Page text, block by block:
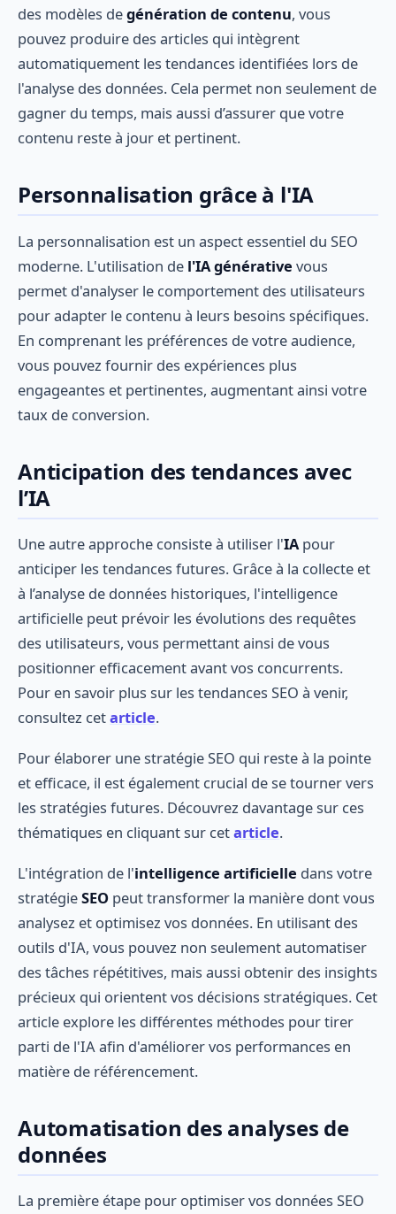
des modèles degénération de contenu, vous
pouvez produire des articles qui intègrent
automatiquement les tendances identifiées lors de
l'analyse des données. Cela permet non seulement de
gagner du temps, mais aussi d’assurer que votre
contenu reste à jour et pertinent.
Personnalisation grâce à l'IA
La personnalisation est un aspect essentiel du SEO
moderne. L'utilisation de l'IA générative vous
permet d'analyser le comportement des utilisateurs
pour adapter le contenu à leurs besoins spécifiques.
En comprenant les préférences de votre audience,
vous pouvez fournir des expériences plus
engageantes et pertinentes, augmentant ainsi votre
taux de conversion.
Anticipation des tendances avec
l’IA
Une autre approche consiste à utiliser l'IApour
anticiper les tendances futures. Grâce à la collecte et
à l’analyse de données historiques, l'intelligence
artificielle peut prévoir les évolutions des requêtes
des utilisateurs, vous permettant ainsi de vous
positionner efficacement avant vos concurrents.
Pour en savoir plus sur les tendances SEO à venir,
consultez cetarticle.
Pour élaborer une stratégie SEO qui reste à la pointe
et efficace, il est également crucial de se tourner vers
les stratégies futures. Découvrez davantage sur ces
thématiques en cliquant sur cetarticle.
L'intégration de l'intelligence artificielle dans votre
stratégieSEO peut transformer la manière dont vous
analysez et optimisez vos données. En utilisant des
outils d'IA, vous pouvez non seulement automatiser
des tâches répétitives, mais aussi obtenir des insights
précieux qui orientent vos décisions stratégiques. Cet
article explore les différentes méthodes pour tirer
parti de l'IA afin d'améliorer vos performances en
matière de référencement.
Automatisation des analyses de
données
La première étape pour optimiser vos données SEO